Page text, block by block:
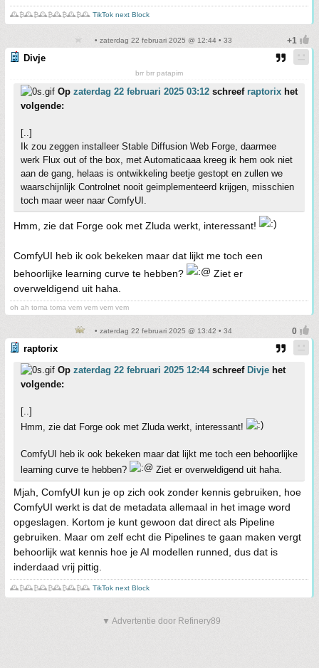
🕰️₿🕰️₿🕰️₿🕰️₿🕰️₿🕰️ TikTok next Block
• zaterdag 22 februari 2025 @ 12:44 • 33
Divje
brr brr patapim
Op zaterdag 22 februari 2025 03:12 schreef raptorix het
volgende:
[..]
Ik zou zeggen installeer Stable Diffusion Web Forge, daarmee
werk Flux out of the box, met Automaticaaa kreeg ik hem ook niet
aan de gang, helaas is ontwikkeling beetje gestopt en zullen we
waarschijnlijk Controlnet nooit geimplementeerd krijgen, misschien
toch maar weer naar ComfyUI.
Hmm, zie dat Forge ook met Zluda werkt, interessant!
ComfyUI heb ik ook bekeken maar dat lijkt me toch een
behoorlijke learning curve te hebben?
Ziet er
overweldigend uit haha.
oh ah toma toma vem vem vem vem
• zaterdag 22 februari 2025 @ 13:42 • 34
raptorix
Op zaterdag 22 februari 2025 12:44schreef Divje het
volgende:
[..]
Hmm, zie dat Forge ook met Zluda werkt, interessant!
ComfyUI heb ik ook bekeken maar dat lijkt me toch een behoorlijke
learning curve te hebben?
Ziet er overweldigend uit haha.
Mjah, ComfyUI kun je op zich ook zonder kennis gebruiken, hoe
ComfyUI werkt is dat de metadata allemaal in het image word
opgeslagen. Kortom je kunt gewoon dat direct als Pipeline
gebruiken. Maar om zelf echt die Pipelines te gaan maken vergt
behoorlijk wat kennis hoe je AI modellen runned, dus dat is
inderdaad vrij pittig.
🕰️₿🕰️₿🕰️₿🕰️₿🕰️₿🕰️ TikTok next Block
▼ Advertentie door Refinery89